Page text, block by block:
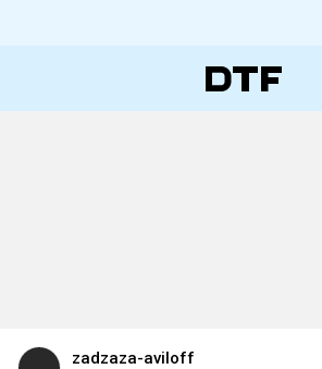
zadzaza-aviloff